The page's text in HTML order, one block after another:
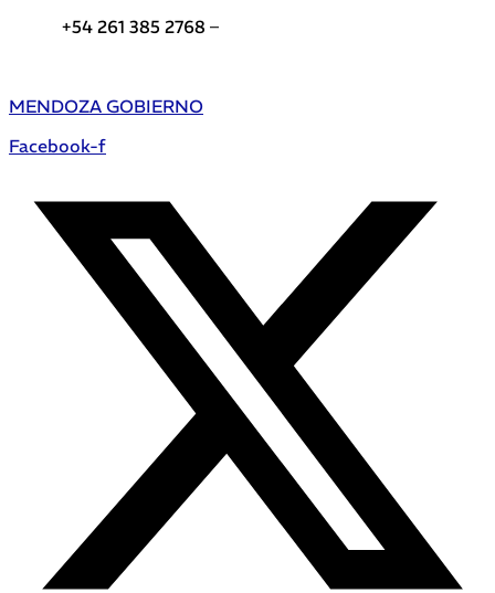
+54 261 385 2768 –
MENDOZA GOBIERNO
Facebook-f